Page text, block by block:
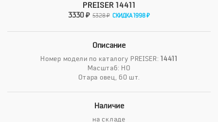
PREISER 14411
3330 ₽ 5328 ₽ СКИДКА 1998 ₽
Описание
Номер модели по каталогу PREISER:14411
Масштаб: HO
Отара овец, 60 шт.
Наличие
на складе